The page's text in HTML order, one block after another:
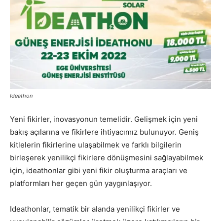
Ideathon
Yeni fikirler, inovasyonun temelidir. Gelişmek için yeni
bakış açılarına ve fikirlere ihtiyacımız bulunuyor. Geniş
kitlelerin fikirlerine ulaşabilmek ve farklı bilgilerin
birleşerek yenilikçi fikirlere dönüşmesini sağlayabilmek
için, ideathonlar gibi yeni fikir oluşturma araçları ve
platformları her geçen gün yaygınlaşıyor.
Ideathonlar, tematik bir alanda yenilikçi fikirler ve